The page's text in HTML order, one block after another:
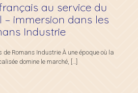
au service du
immersion dans les
Industrie
Romans Industrie À une époque où la
domine le marché, […]